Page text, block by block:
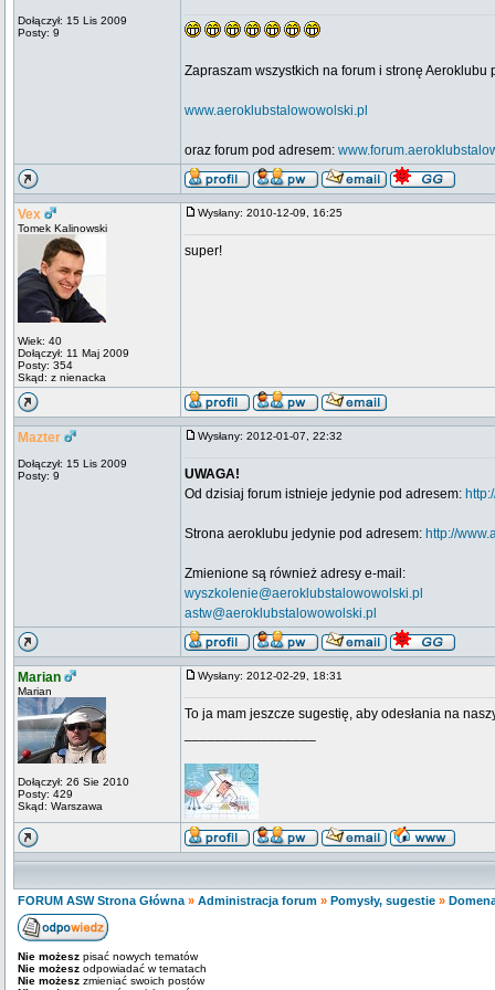
Dołączył: 15 Lis 2009
Posty: 9
Zapraszam wszystkich na forum i stronę Aeroklubu
www.aeroklubstalowowolski.pl
oraz forum pod adresem:
Vex
Tomek Kalinowski
Wiek: 40
Dołączył: 11 Maj 2009
Posty: 354
Skąd: z nienacka
Wysłany: 2010-12-09, 16:25
super!
Mazter
Dołączył: 15 Lis 2009
Posty: 9
Wysłany: 2012-01-07, 22:32
UWAGA!
Od dzisiaj forum istnieje jedynie pod adresem:
Strona aeroklubu jedynie pod adresem: http://
Zmienione są również adresy e-mail:
wyszkolenie@aeroklubstalowowolski.pl
astw@aeroklubstalowowolski.pl
Marian
Marian
Dołączył: 26 Sie 2010
Posty: 429
Skąd: Warszawa
Wysłany: 2012-02-29, 18:31
To ja mam jeszcze sugestię, aby odesłania na
FORUM ASW Strona Główna » Administracja forum » Pomysły, sugestie »
Nie możesz pisać nowych tematów
Nie możesz odpowiadać w tematach
Nie możesz zmieniać swoich postów